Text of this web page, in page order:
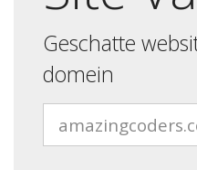
Geschatte
domein